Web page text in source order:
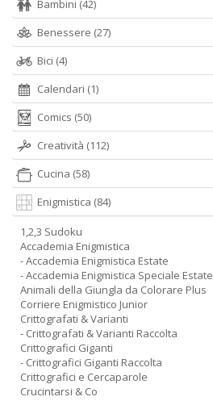
Bambini (42)
Benessere (27)
Bici (4)
Calendari (1)
Comics (50)
Creatività (112)
Cucina (58)
Enigmistica (84)
1,2,3 Sudoku
Accademia Enigmistica
- Accademia Enigmistica Estate
- Accademia Enigmistica Speciale Estate
Animali della Giungla da Colorare Plus
Corriere Enigmistico Junior
Crittografati & Varianti
- Crittografati & Varianti Raccolta
Crittografici Giganti
- Crittografici Giganti Raccolta
Crittografici e Cercaparole
Crucintarsi & Co